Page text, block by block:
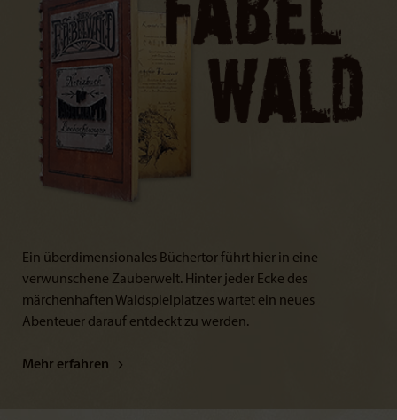
Ein überdimensionales Büchertor führt hier in eine
verwunschene Zauberwelt. Hinter jeder Ecke des
märchenhaften Waldspielplatzes wartet ein neues
Abenteuer darauf entdeckt zu werden.
Mehr erfahren